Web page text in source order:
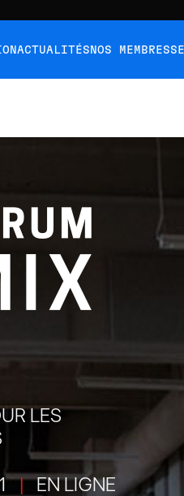
ACTUALITÉS NOS MEMBRES
LES
|EN LIGNE